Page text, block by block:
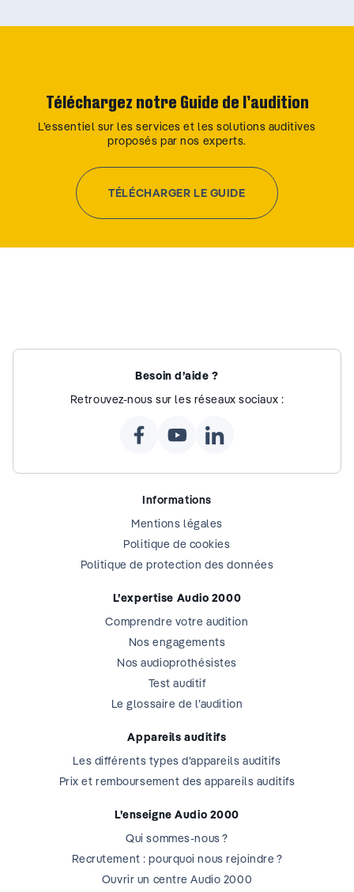
Téléchargez notre Guide de l’audition
L’essentiel sur les services et les solutions auditives
proposés par nos experts.
TÉLÉCHARGER LE GUIDE
Besoin d’aide ?
Retrouvez-nous sur les réseaux sociaux :
Informations
Mentions légales
Politique de cookies
Politique de protection des données
L’expertise Audio 2000
Comprendre votre audition
Nos engagements
Nos audioprothésistes
Test auditif
Le glossaire de l’audition
Appareils auditifs
Les différents types d’appareils auditifs
Prix et remboursement des appareils auditifs
L’enseigne Audio 2000
Qui sommes-nous ?
Recrutement : pourquoi nous rejoindre ?
Ouvrir un centre Audio 2000